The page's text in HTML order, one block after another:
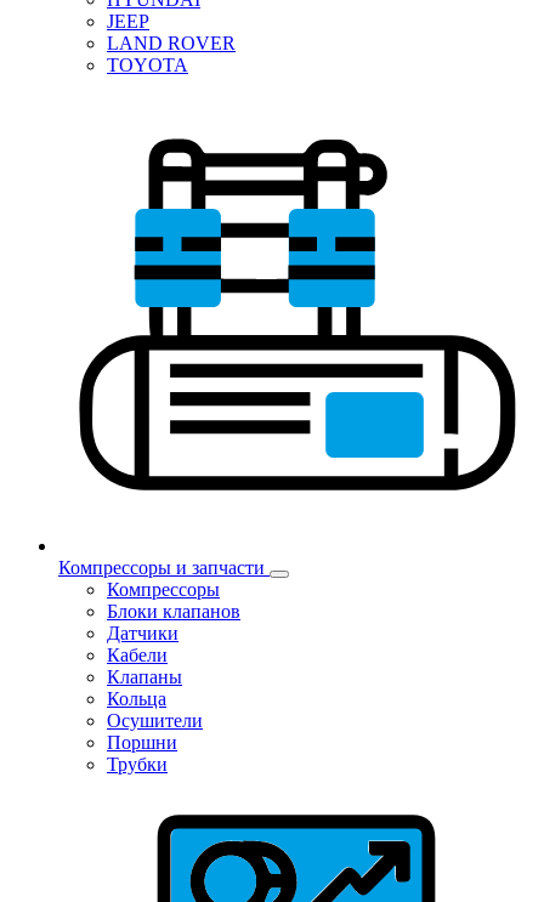
JEEP
LAND ROVER
TOYOTA
Компрессоры и запчасти
Компрессоры
Блоки клапанов
Датчики
Кабели
Клапаны
Кольца
Осушители
Поршни
Трубки